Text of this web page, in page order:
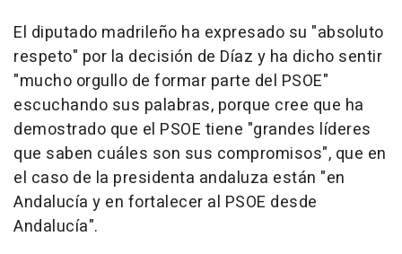
El diputado madrileño ha expresado su "absoluto
respeto" por la decisión de Díaz y ha dicho sentir
"mucho orgullo de formar parte del PSOE"
escuchando sus palabras, porque cree que ha
demostrado que el PSOE tiene "grandes líderes
que saben cuáles son sus compromisos", que en
el caso de la presidenta andaluza están "en
Andalucía y en fortalecer al PSOE desde
Andalucía".